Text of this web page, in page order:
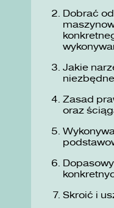
Dobrać
Jakie
Zasad
oraz
Skroić i